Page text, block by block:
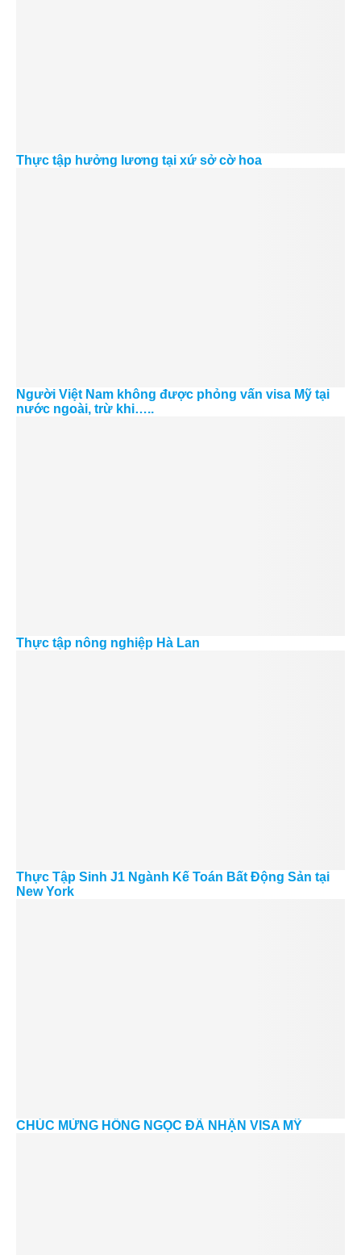
Thực tập hưởng lương tại xứ sở cờ hoa
Người Việt Nam không được phỏng vấn visa Mỹ tại
nước ngoài, trừ khi…..
Thực tập nông nghiệp Hà Lan
Thực Tập Sinh J1 Ngành Kế Toán Bất Động Sản tại
New York
CHÚC MỪNG HỒNG NGỌC ĐÃ NHẬN VISA MỸ